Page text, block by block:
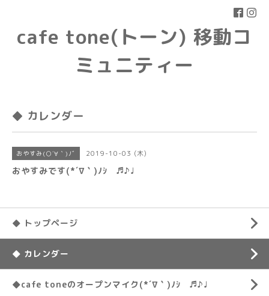
cafe tone(トーン) 移動コ
ミュニティー
◆ カレンダー
おやすみ(○´∀｀)ﾉﾞ 2019-10-03 (木)
おやすみです(*´∇｀)ﾉｼ ♬♪♩
◆ トップページ
◆ カレンダー
◆cafe toneのオープンマイク(*´∇｀)ﾉｼ ♬♪♩